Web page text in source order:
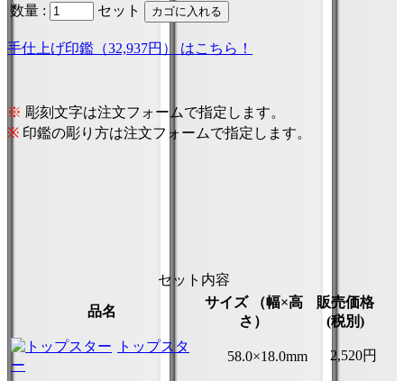
数量 : セット
手仕上げ印鑑（32,937円） はこちら！
※ 彫刻文字は注文フォームで指定します。
※ 印鑑の彫り方は注文フォームで指定します。
セット内容
品名
サイズ （幅×高
さ）
販売価格
(税別)
トップスタ
ー
58.0×18.0mm 2,520円